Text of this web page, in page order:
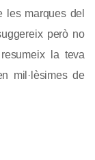
les marques del
però no
la teva
mil·lèsimes de